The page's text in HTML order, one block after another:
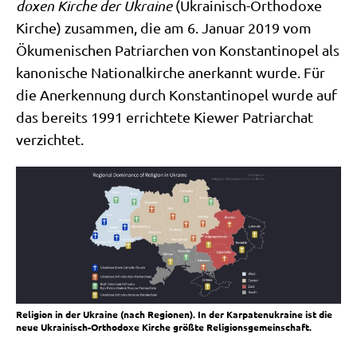
do­xen Kir­che der Ukrai­ne(Ukrai­nisch-Ortho­do­xe
Kir­che) zusam­men, die am 6. Janu­ar 2019 vom
Öku­me­ni­schen Patri­ar­chen von Kon­stan­ti­no­pel als
kano­ni­sche Natio­nal­kir­che aner­kannt wur­de. Für
die Aner­ken­nung durch Kon­stan­ti­no­pel wur­de auf
das bereits 1991 errich­te­te Kie­wer Patri­ar­chat
verzichtet.
Reli­gi­on in der Ukrai­ne (nach Regio­nen). In der Kar­pa­ten­ukrai­ne ist die
neue Ukrai­nisch-Ortho­do­xe Kir­che größ­te Religionsgemeinschaft.